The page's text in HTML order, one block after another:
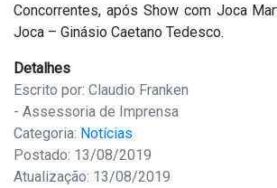
Concorrentes, após Show com Joca
Joca – Ginásio Caetano Tedesco.
Detalhes
Escrito por: Claudio Franken
- Assessoria de Imprensa
Categoria: Notícias
Postado: 13/08/2019
Atualização: 13/08/2019